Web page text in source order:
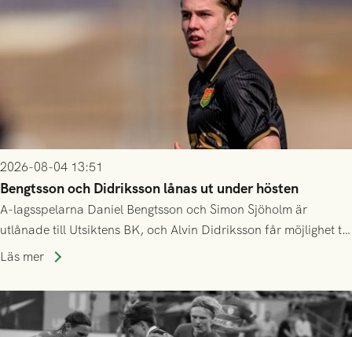
2026-08-04 13:51
Bengtsson och Didriksson lånas ut under hösten
A-lagsspelarna Daniel Bengtsson och Simon Sjöholm är
utlånade till Utsiktens BK, och Alvin Didriksson får möjlighet till
speltid i Hestrafors genom föreningssamarbete.
Läs mer